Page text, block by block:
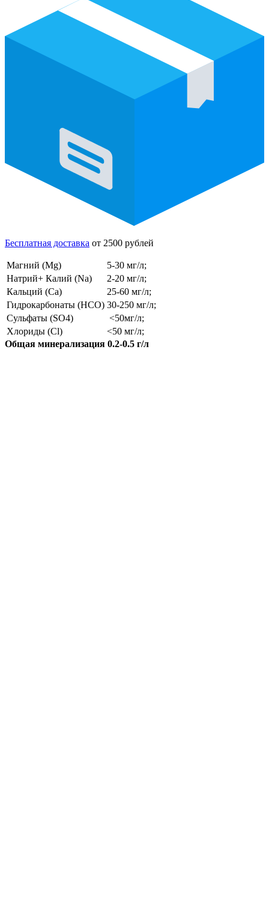
Бесплатная доставка от 2500 рублей
Магний (Mg)
5-30 мг/л;
Натрий+ Калий (Na)
2-20 мг/л;
Кальций (Ca)
25-60 мг/л;
Гидрокарбонаты (HCO) 30-250 мг/л;
Сульфаты (SO4)
<50мг/л;
Хлориды (Cl)
<50 мг/л;
Общая минерализация 0.2-0.5 г/л